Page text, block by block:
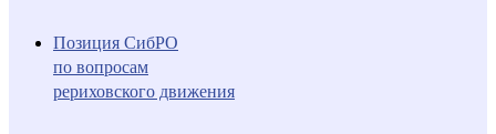
Позиция СибРО
по вопросам
рериховского движения